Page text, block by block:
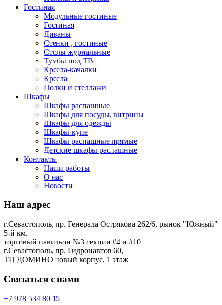
Гостиная
Модульные гостиные
Гостиная
Диваны
Стенки , гостиные
Столы журнальные
Тумбы под ТВ
Кресла-качалки
Кресла
Полки и стеллажи
Шкафы
Шкафы распашные
Шкафы для посуды, витрины
Шкафы для одежды
Шкафы-купе
Шкафы распашные прямые
Детские шкафы распашные
Контакты
Наши работы
О нас
Новости
Наш адрес
г.Севастополь, пр. Генерала Острякова 262/6, рынок "Южный"
5-й км.
торговый павильон №3 секции #4 и #10
г.Севастополь, пр. Гидронавтов 60,
ТЦ ДОМИНО новый корпус, 1 этаж
Связаться с нами
+7 978 534 80 15